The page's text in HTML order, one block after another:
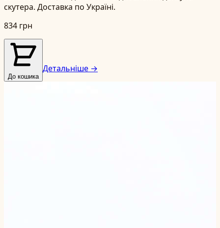
скутера. Доставка по Україні.
834 грн
До кошика
Детальніше →